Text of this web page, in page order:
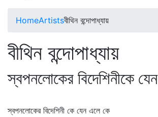
HomeArtistsবীথিন বন্দোপাধ্যায়
বীথিন বন্দোপাধ্যায়
স্বপনলোকের বিদেশিনীকে যেন
স্বপনলোকের বিদেশিনী কে যেন এলে কে